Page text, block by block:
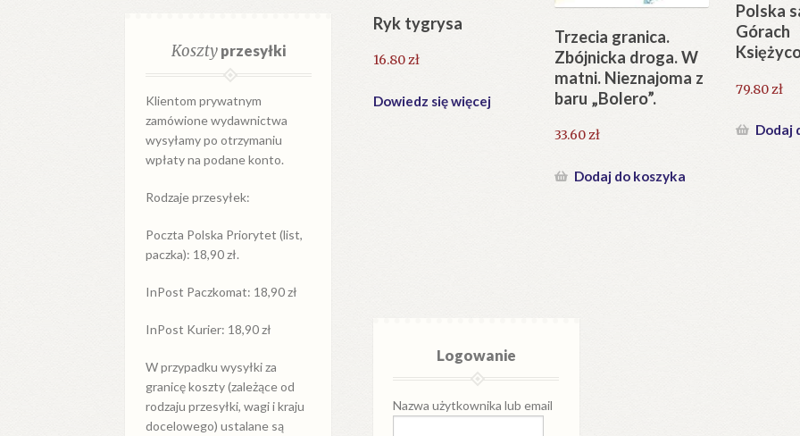
Ryk tygrysa
16.80zł
Dowiedz się więcej
Trzecia granica.
Zbójnicka droga. W
matni. Nieznajoma z
baru „Bolero”.
33.60zł
Dodaj do koszyka
Polska
Górach
79.80zł
Dodaj
Kosztyprzesyłki
Klientom prywatnym
zamówione wydawnictwa
wysyłamy po otrzymaniu
wpłaty na podane konto.
Rodzaje przesyłek:
Poczta Polska Priorytet (list,
paczka): 18,90 zł.
InPost Paczkomat: 18,90 zł
InPost Kurier: 18,90 zł
W przypadku wysyłkiza
granicękoszty (zależące od
rodzaju przesyłki, wagi i kraju
docelowego) ustalane są
Logowanie
Nazwa użytkownika lub email